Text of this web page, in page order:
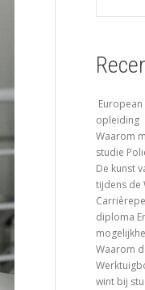
opleiding
Waarom
studie
De kunst
tijdens de
diploma
Waarom
wint bij